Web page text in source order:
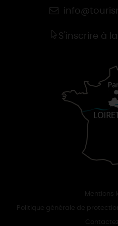
S'inscrire à
Mentions
Politique générale de